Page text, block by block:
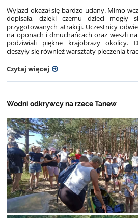
Wyjazd okazał się bardzo udany. Mimo
dopisała, dzięki czemu dzieci mogły
przygotowanych atrakcji. Uczestnicy
na oponach i dmuchańcach oraz weszli
podziwiali piękne krajobrazy okolicy.
cieszyły się również warsztaty pieczenia
Czytaj więcej
Wodni odkrywcy na rzece Tanew